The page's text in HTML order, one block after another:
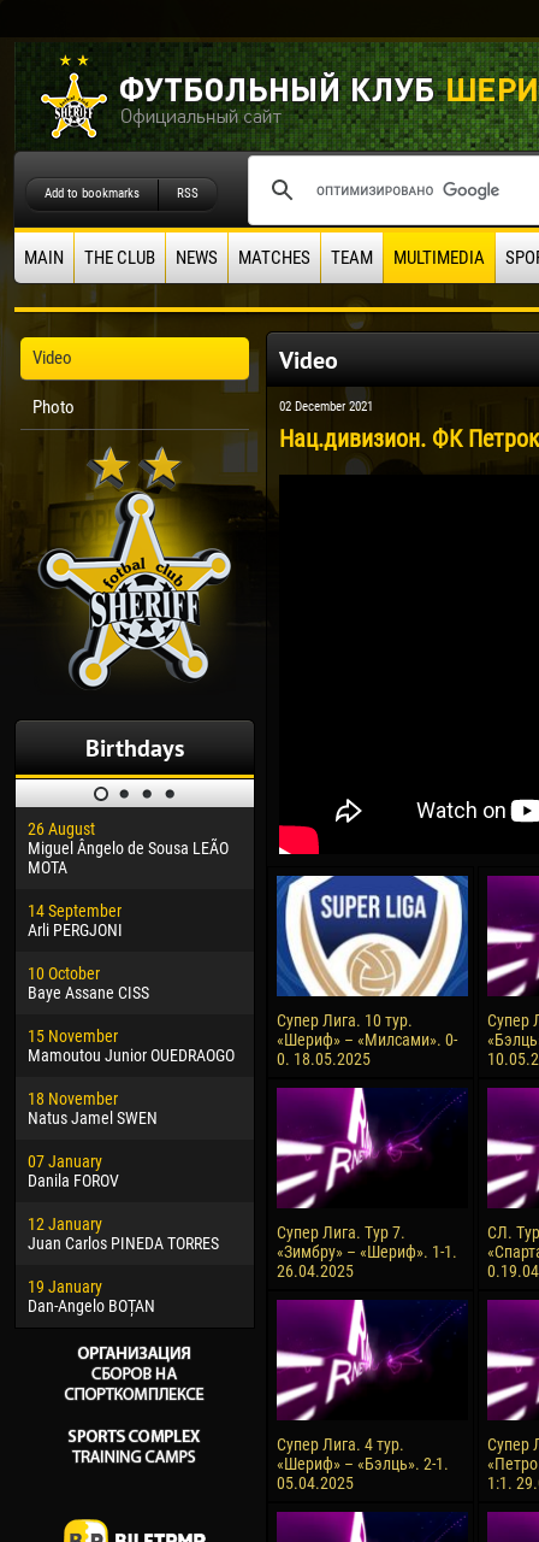
Add to bookmarks RSS
MAIN THE CLUB NEWS MATCHES TEAM MULTIMEDIA
Video
Photo
Birthdays
26 August
Miguel Ângelo de Sousa LEÃO
MOTA
14 September
Arli PERGJONI
10 October
Baye Assane CISS
15 November
Mamoutou Junior OUEDRAOGO
18 November
Natus Jamel SWEN
07 January
Danila FOROV
12 January
Juan Carlos PINEDA TORRES
19 January
Dan-Angelo BOȚAN
30 January
Dhoraso Moreo KLAS
24 February
Vladislav COSTIN
02 March
Veaceslav COZMA
09 March
Emmanuel AFETSE
Jayder Moreno ASPRILLA
22 March
Samba KONÉ
26 March
Vitor Hugo Morais de OLIVEIRA
28 March
04
13
24
15
28
10
15
Video
02 December 2021
Нац.дивизион. ФК
Супер Лига. 10 тур.
«Шериф» – «Милсами». 0-
0. 18.05.2025
Супер
Супер Лига. Тур 7.
«Зимбру» – «Шериф». 1-1.
26.04.2025
СЛ.
Супер Лига. 4 тур.
«Шериф» – «Бэлць». 2-1.
05.04.2025
Супер
1:1.